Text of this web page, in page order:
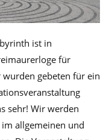
ist in
für
gebeten für ein
sehr! Wir werden
allgemeinen und